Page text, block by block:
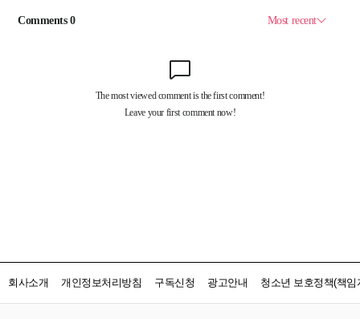
회사소개 개인정보처리방침 구독신청 광고안내 청소년 보호정책(책임